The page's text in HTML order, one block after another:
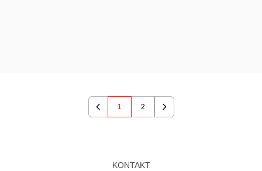
Previous
1 2
Next
KONTAKT